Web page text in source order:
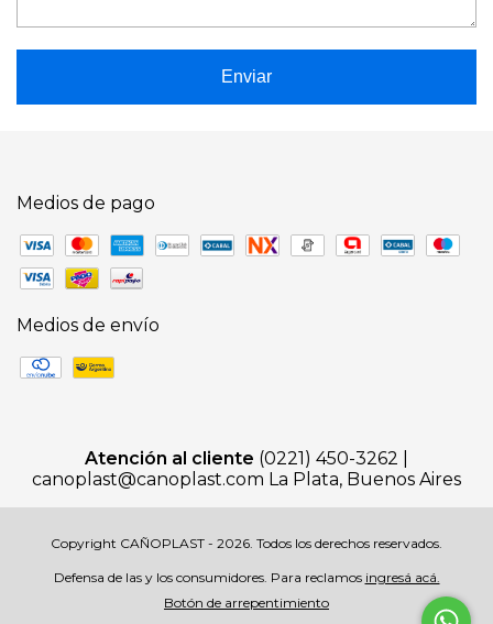
Enviar
Medios de pago
Medios de envío
Atención al cliente (0221) 450-3262 |
canoplast@canoplast.com La Plata, Buenos Aires
Copyright CAÑOPLAST - 2026. Todos los derechos reservados.
Defensa de las y los consumidores. Para reclamos ingresá acá.
Botón de arrepentimiento